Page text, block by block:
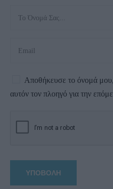
Αποθήκευσε το όνομά
αυτόν τον πλοηγό για την